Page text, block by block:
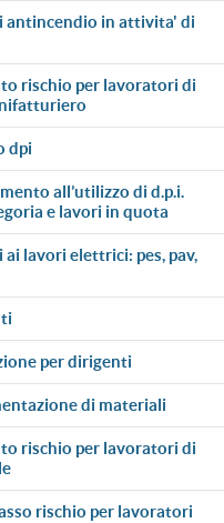
dpi
e lavori in quota
per dirigenti
di materiali